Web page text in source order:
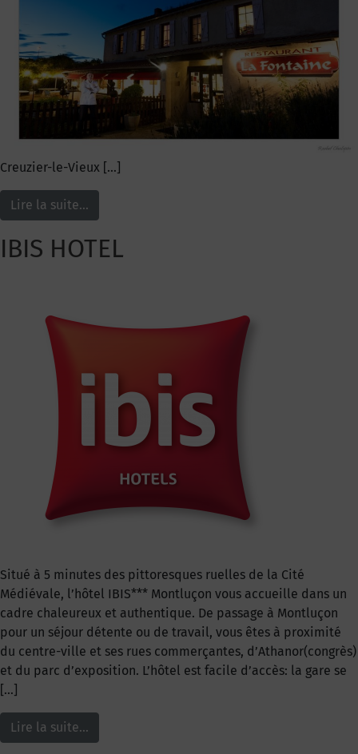
Creuzier-le-Vieux […]
Lire la suite…
IBIS HOTEL
Situé à 5 minutes des pittoresques ruelles de la Cité
Médiévale, l’hôtel IBIS*** Montluçon vous accueille dans un
cadre chaleureux et authentique. De passage à Montluçon
pour un séjour détente ou de travail, vous êtes à proximité
du centre-ville et ses rues commerçantes, d’Athanor(congrès)
et du parc d’exposition. L’hôtel est facile d’accès: la gare se
[…]
Lire la suite…